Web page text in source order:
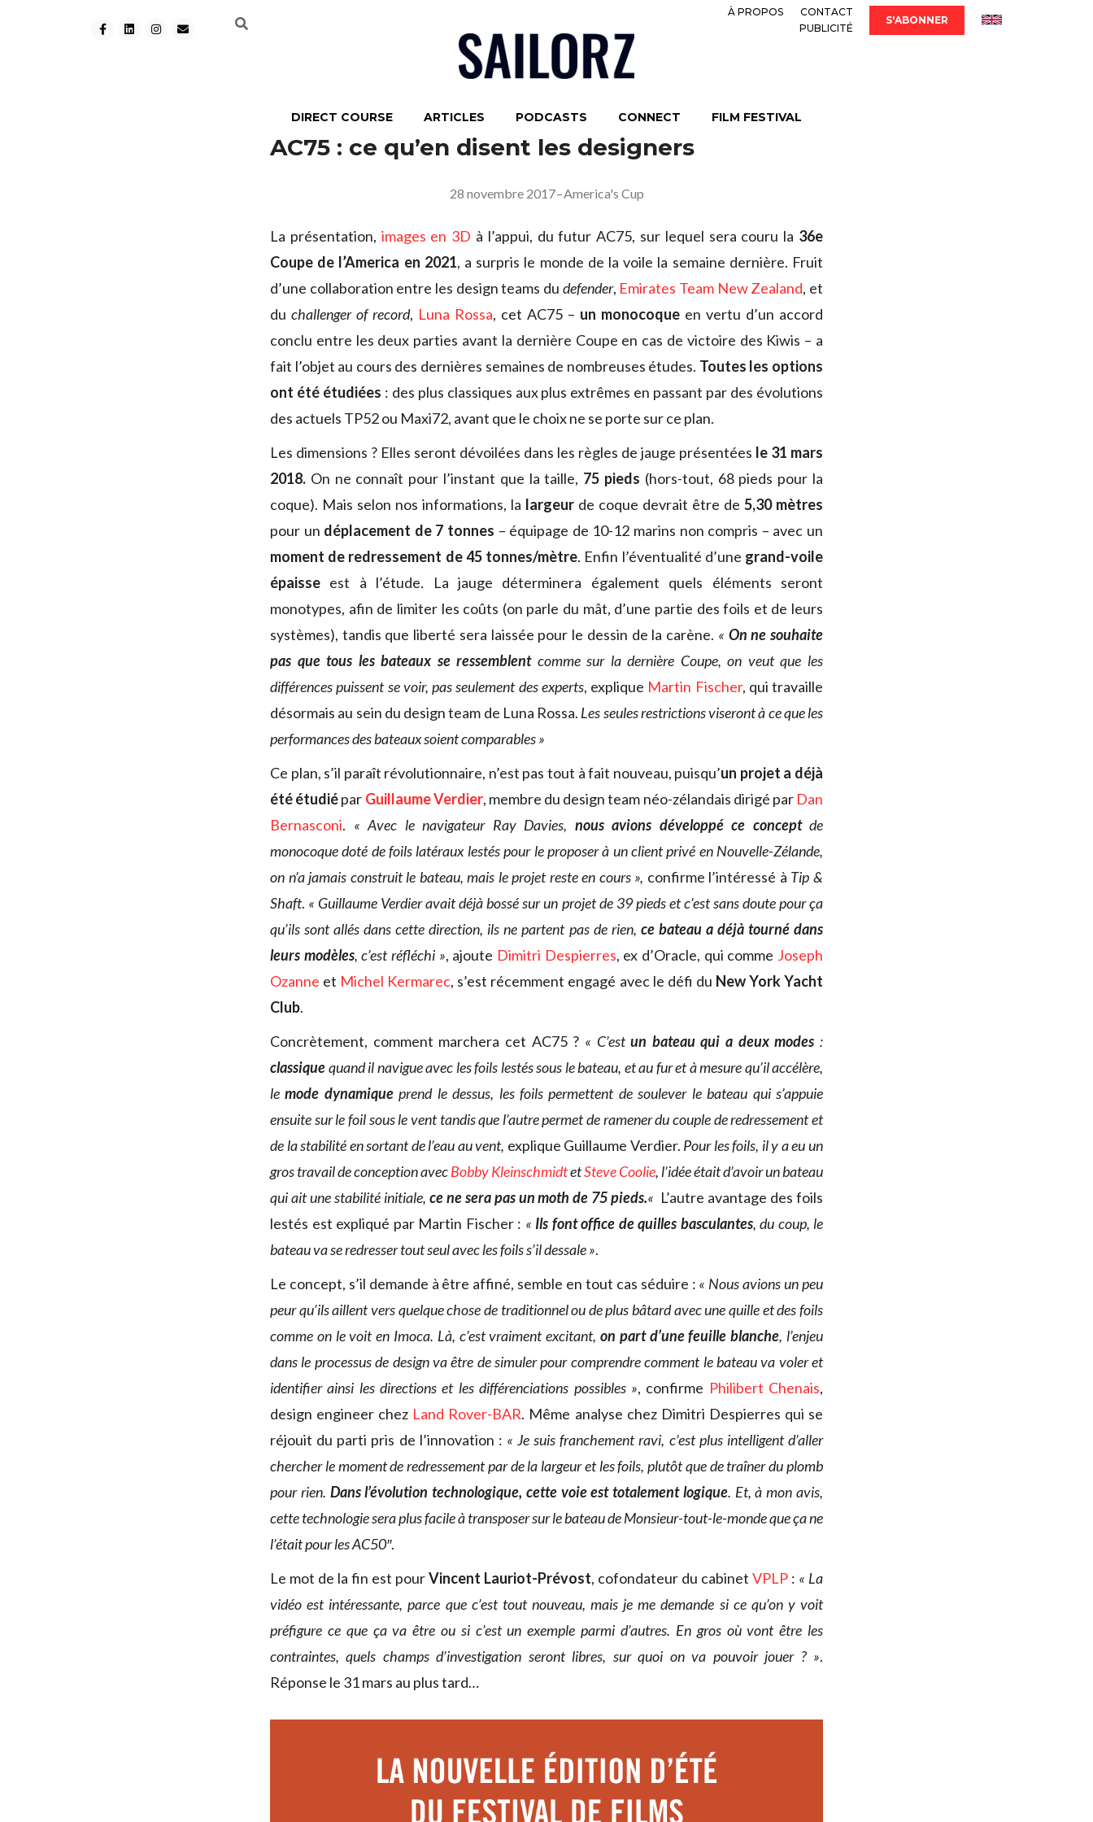
À PROPOS
CONTACT
PUBLICITÉ
S'ABONNER
DIRECT COURSE ARTICLES PODCASTS CONNECT FILM FESTIVAL
AC75 : ce qu’en disent les designers
28 novembre 2017–America's Cup
La présentation, images en 3D à l’appui, du futur AC75, sur lequel sera couru la 36e
Coupe de l’America en 2021, a surpris le monde de la voile la semaine dernière. Fruit
d’une collaboration entre les design teams du defender, Emirates Team New Zealand, et
du challenger of record, Luna Rossa, cet AC75 – un monocoque en vertu d’un accord
conclu entre les deux parties avant la dernière Coupe en cas de victoire des Kiwis – a
fait l’objet au cours des dernières semaines de nombreuses études. Toutes les options
ont été étudiées : des plus classiques aux plus extrêmes en passant par des évolutions
des actuels TP52 ou Maxi72, avant que le choix ne se porte sur ce plan.
Les dimensions ? Elles seront dévoilées dans les règles de jauge présentées le 31 mars
2018. On ne connaît pour l’instant que la taille, 75 pieds (hors-tout, 68 pieds pour la
coque). Mais selon nos informations, la largeur de coque devrait être de 5,30 mètres
pour un déplacement de 7 tonnes – équipage de 10-12 marins non compris – avec un
moment de redressement de 45 tonnes/mètre. Enfin l’éventualité d’une grand-voile
épaisse est à l’étude. La jauge déterminera également quels éléments seront
monotypes, afin de limiter les coûts (on parle du mât, d’une partie des foils et de leurs
systèmes), tandis que liberté sera laissée pour le dessin de la carène. « On ne souhaite
pas que tous les bateaux se ressemblent comme sur la dernière Coupe, on veut que les
différences puissent se voir, pas seulement des experts, explique Martin Fischer, qui travaille
désormais au sein du design team de Luna Rossa. Les seules restrictions viseront à ce que les
performances des bateaux soient comparables »
Ce plan, s’il paraît révolutionnaire, n’est pas tout à fait nouveau, puisqu’un projet a déjà
été étudiépar Guillaume Verdier, membre du design team néo-zélandais dirigé par Dan
Bernasconi. « Avec le navigateur Ray Davies, nous avions développé ce conceptde
monocoque doté de foils latéraux lestés pour le proposer à un client privé en Nouvelle-Zélande,
on n’a jamais construit le bateau, mais le projet reste en cours », confirme l’intéressé à Tip &
Shaft. « Guillaume Verdier avait déjà bossé sur un projet de 39 pieds et c’est sans doute pour ça
qu’ils sont allés dans cette direction, ils ne partent pas de rien, ce bateau a déjà tourné dans
leurs modèles, c’est réfléchi », ajoute Dimitri Despierres, ex d’Oracle, qui comme Joseph
Ozanne et Michel Kermarec, s’est récemment engagé avec le défi du New York Yacht
Club.
Concrètement, comment marchera cet AC75 ? « C’estun bateau qui a deux modes :
classiquequand il navigue avec les foils lestés sous le bateau, et au fur et à mesure qu’il accélère,
le mode dynamiqueprend le dessus, les foils permettent de soulever le bateau qui s’appuie
ensuite sur le foil sous le vent tandis que l’autre permet de ramener du couple de redressement et
de la stabilité en sortant de l’eau au vent, explique Guillaume Verdier. Pour les foils, il y a eu un
gros travail de conception avecBobby KleinschmidtetSteve Coolie, l’idée était d’avoir un bateau
qui ait une stabilité initiale, ce ne sera pas un moth de 75 pieds.« L’autre avantage des foils
lestés est expliqué par Martin Fischer : « Ils font office de quilles basculantes, du coup, le
bateau va se redresser tout seul avec les foils s’il dessale ».
Le concept, s’il demande à être affiné, semble en tout cas séduire : « Nous avions un peu
peur qu’ils aillent vers quelque chose de traditionnel ou de plus bâtard avec une quille et des foils
comme on le voit en Imoca. Là, c’est vraiment excitant, on part d’une feuille blanche, l’enjeu
dans le processus de design va être de simuler pour comprendre comment le bateau va voler et
identifier ainsi les directions et les différenciations possibles », confirme Philibert Chenais,
design engineer chez Land Rover-BAR. Même analyse chez Dimitri Despierres qui se
réjouit du parti pris de l’innovation : « Je suis franchement ravi, c’est plus intelligent d’aller
chercher le moment de redressement par de la largeur et les foils, plutôt que de traîner du plomb
pour rien. Dans l’évolution technologique, cette voie est totalement logique. Et, à mon avis,
cette technologie sera plus facile à transposer sur le bateau de Monsieur-tout-le-monde que ça ne
l’était pour les AC50″.
Le mot de la fin est pourVincent Lauriot-Prévost, cofondateur du cabinet VPLP : « La
vidéo est intéressante, parce que c’est tout nouveau, mais je me demande si ce qu’on y voit
préfigure ce que ça va être ou si c’est un exemple parmi d’autres. En gros où vont être les
contraintes, quels champs d’investigation seront libres, sur quoi on va pouvoir jouer ? ».
Réponse le 31 mars au plus tard…